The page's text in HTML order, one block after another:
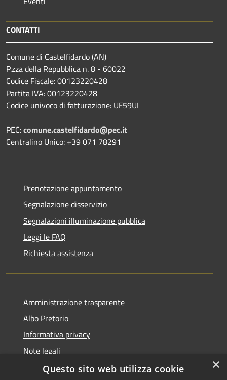
CONTATTI
Comune di Castelfidardo (AN)
P.zza della Repubblica n. 8 - 60022
Codice Fiscale: 00123220428
Partita IVA: 00123220428
Codice univoco di fatturazione: UF59UI
PEC:comune.castelfidardo@pec.it
Centralino Unico: +39 071 78291
Prenotazione appuntamento
Segnalazione disservizio
Segnalazioni illuminazione pubblica
Leggi le FAQ
Richiesta assistenza
Amministrazione trasparente
Albo Pretorio
Informativa privacy
Note legali
Dichiarazione di accessibilità
×
Questo sito web utilizza cookie